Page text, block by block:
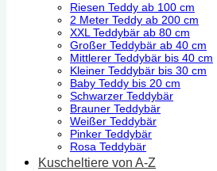
Riesen Teddy ab 100 cm
2 Meter Teddy ab 200 cm
XXL Teddybär ab 80 cm
Großer Teddybär ab 40 cm
Mittlerer Teddybär bis 40 cm
Kleiner Teddybär bis 30 cm
Baby Teddy bis 20 cm
Schwarzer Teddybär
Brauner Teddybär
Weißer Teddybär
Pinker Teddybär
Rosa Teddybär
Kuscheltiere von A-Z